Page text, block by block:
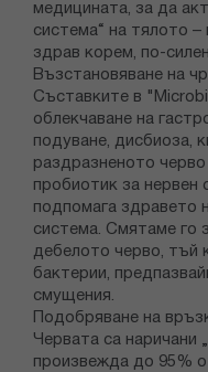
медицината, за да
система“ на тялото
здрав корем, по-
Възстановяване на
Съставките в
облекчаване на
подуване, дисбиоза,
раздразненото
пробиотик за нервен
подпомага здравето
система. Смятаме го
дебелото черво, тъй
бактерии,
смущения.
Подобряване на
Червата са наричани
произвежда до 95%